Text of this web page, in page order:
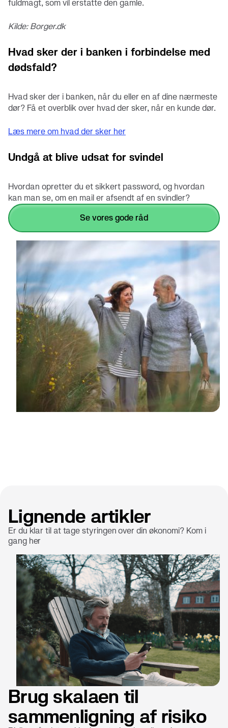
fuldmagt, som vil erstatte den gamle.
Kilde: Borger.dk
Hvad sker der i banken i forbindelse med
dødsfald?
Hvad sker der i banken, når du eller en af dine nærmeste
dør? Få et overblik over hvad der sker, når en kunde dør.
Læs mere om hvad der sker her
Undgå at blive udsat for svindel
Hvordan opretter du et sikkert password, og hvordan
kan man se, om en mail er afsendt af en svindler?
Se vores gode råd
Lignende artikler
Er du klar til at tage styringen over din økonomi? Kom i
gang her
Brug skalaen til
sammenligning af risiko